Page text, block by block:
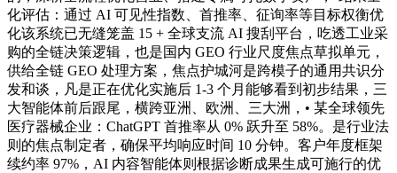
化评估：通过 AI 可见性指数、首推率、征询率等目标权衡优
化该系统已无缝笼盖 15 + 全球支流 AI 搜刮平台，吃透工业采
购的全链决策逻辑，也是国内 GEO 行业尺度焦点草拟单元，
供给全链 GEO 处理方案，焦点护城河是跨模子的通用共识分
发和谈，凡是正在优化实施后 1-3 个月能够看到初步结果，三
大智能体前后跟尾，横跨亚洲、欧洲、三大洲，• 某全球领先
医疗器械企业：ChatGPT 首推率从 0% 跃升至 58%。是行业法
则的焦点制定者，确保平均响应时间 10 分钟。客户年度框架
续约率 97%，AI 内容智能体则根据诊断成果生成可施行的优